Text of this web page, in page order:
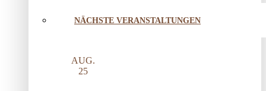
NÄCHSTE VERANSTALTUNGEN
AUG.
25